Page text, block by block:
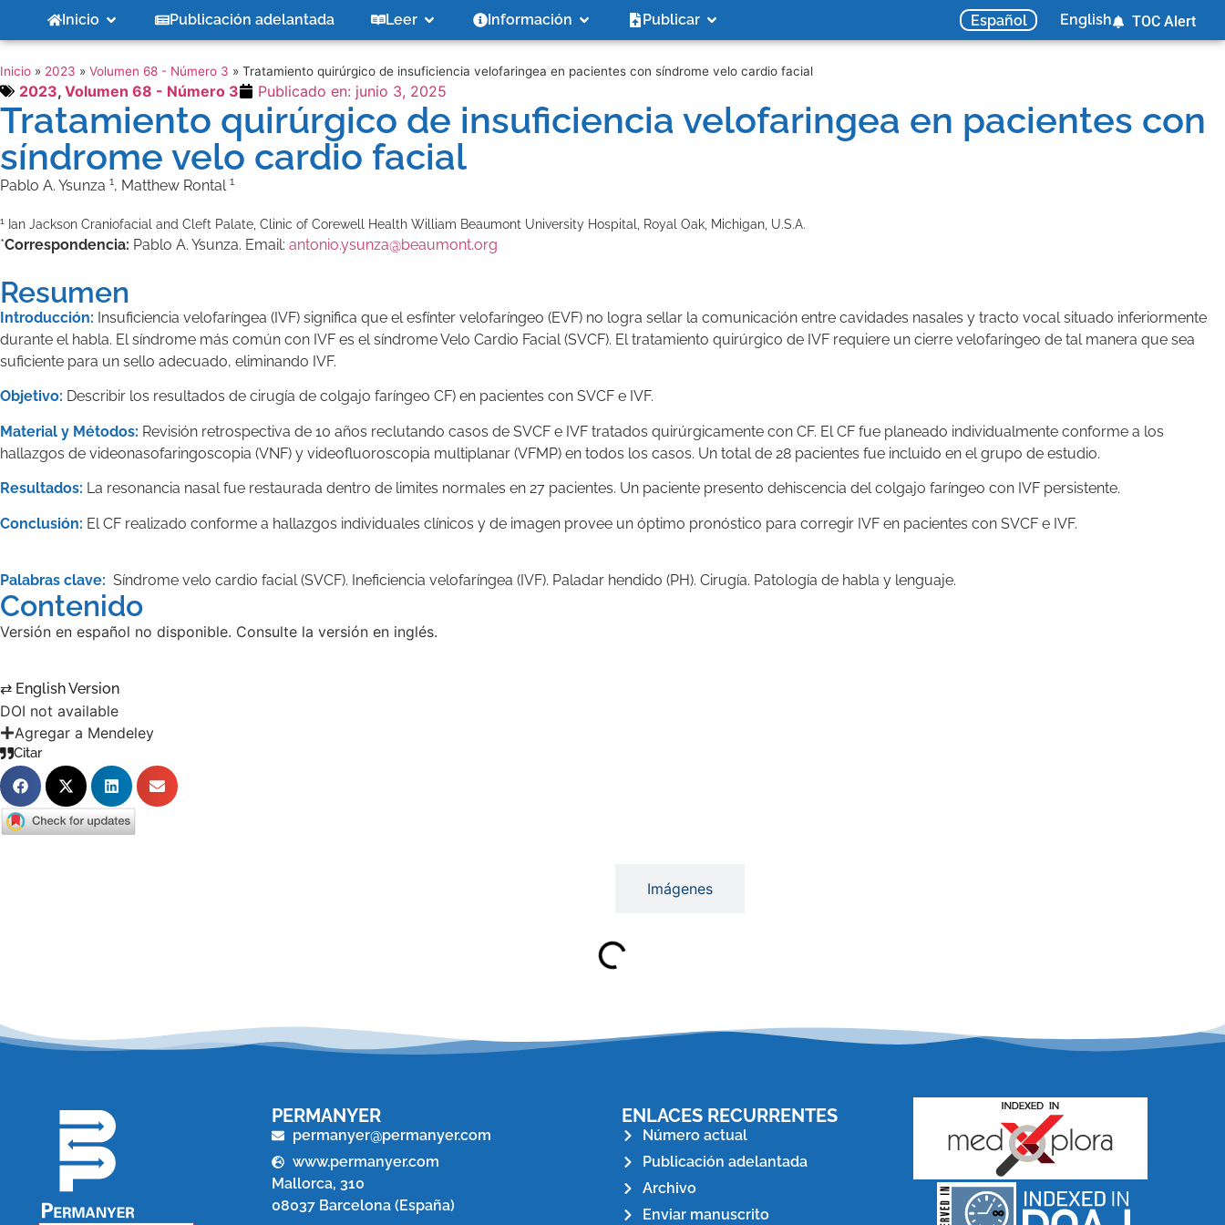
Inicio Publicación adelantada Leer Información Publicar Español English TOC Alert
Inicio » 2023 » Volumen 68 - Número 3 » Tratamiento quirúrgico de insuficiencia velofaringea en pacientes con síndrome velo cardio facial
2023, Volumen 68 - Número 3 Publicado en: junio 3, 2025
Tratamiento quirúrgico de insuficiencia velofaringea en pacientes con
síndrome velo cardio facial
Pablo A. Ysunza 1, Matthew Rontal 1
1 Ian Jackson Craniofacial and Cleft Palate, Clinic of Corewell Health William Beaumont University Hospital, Royal Oak, Michigan, U.S.A.
*Correspondencia: Pablo A. Ysunza. Email: antonio.ysunza@beaumont.org
Resumen
Introducción: Insuficiencia velofaríngea (IVF) significa que el esfínter velofaríngeo (EVF) no logra sellar la comunicación entre cavidades nasales y tracto vocal situado inferiormente
durante el habla. El síndrome más común con IVF es el síndrome Velo Cardio Facial (SVCF). El tratamiento quirúrgico de IVF requiere un cierre velofaríngeo de tal manera que sea
suficiente para un sello adecuado, eliminando IVF.
Objetivo: Describir los resultados de cirugía de colgajo faríngeo CF) en pacientes con SVCF e IVF.
Material y Métodos: Revisión retrospectiva de 10 años reclutando casos de SVCF e IVF tratados quirúrgicamente con CF. El CF fue planeado individualmente conforme a los
hallazgos de videonasofaringoscopia (VNF) y videofluoroscopia multiplanar (VFMP) en todos los casos. Un total de 28 pacientes fue incluido en el grupo de estudio.
Resultados: La resonancia nasal fue restaurada dentro de limites normales en 27 pacientes. Un paciente presento dehiscencia del colgajo faríngeo con IVF persistente.
Conclusión: El CF realizado conforme a hallazgos individuales clínicos y de imagen provee un óptimo pronóstico para corregir IVF en pacientes con SVCF e IVF.
Palabras clave: Síndrome velo cardio facial (SVCF). Ineficiencia velofaríngea (IVF). Paladar hendido (PH). Cirugía. Patología de habla y lenguaje.
Contenido
Versión en español no disponible. Consulte la versión en inglés.
⇄ English Version
DOI not available
Agregar a Mendeley
Citar
Imágenes
PERMANYER
permanyer@permanyer.com
www.permanyer.com
Mallorca, 310
08037 Barcelona (España)
ENLACES RECURRENTES
Número actual
Publicación adelantada
Archivo
Enviar manuscrito
based scholary
publications, governed by
and for its stakeholders.